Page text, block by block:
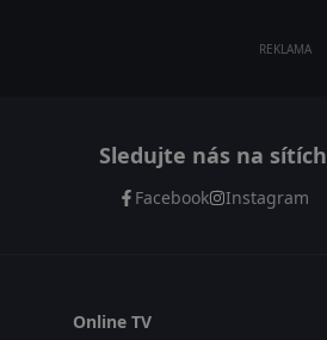
REKLAMA
Sledujte nás na sítích
Facebook Instagram
Online TV